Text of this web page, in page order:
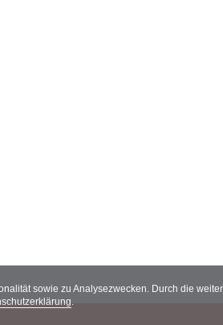
sowie zu Analysezwecken. Durch die
.